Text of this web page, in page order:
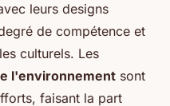
leurs designs
de compétence et
culturels. Les
l'environnement sont
faisant la part